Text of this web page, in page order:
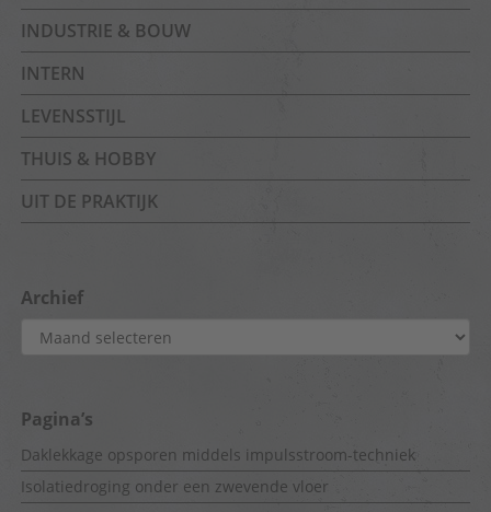
INDUSTRIE & BOUW
INTERN
LEVENSSTIJL
THUIS & HOBBY
UIT DE PRAKTIJK
Archief
Archief
Pagina’s
Daklekkage opsporen middels impulsstroom-techniek
Isolatiedroging onder een zwevende vloer